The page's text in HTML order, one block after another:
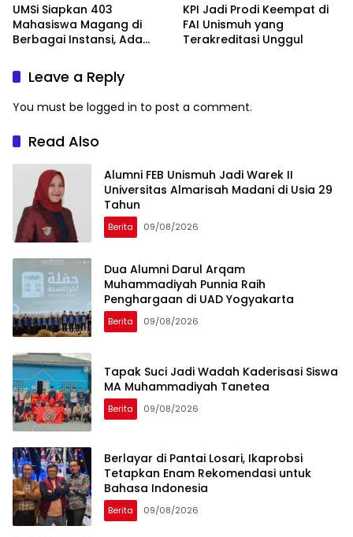
UMSi Siapkan 403
Mahasiswa Magang di
Berbagai Instansi, Ada
Taiwan
KPI Jadi Prodi Keempat di
FAI Unismuh yang
Terakreditasi Unggul
Leave a Reply
You must be logged in to post a comment.
Read Also
Alumni FEB Unismuh Jadi Warek II
Universitas Almarisah Madani di Usia 29
Tahun
Berita 09/08/2026
Dua Alumni Darul Arqam
Muhammadiyah Punnia Raih
Penghargaan di UAD Yogyakarta
Berita 09/08/2026
Tapak Suci Jadi Wadah Kaderisasi Siswa
MA Muhammadiyah Tanetea
Berita 09/08/2026
Berlayar di Pantai Losari, Ikaprobsi
Tetapkan Enam Rekomendasi untuk
Bahasa Indonesia
Berita 09/08/2026